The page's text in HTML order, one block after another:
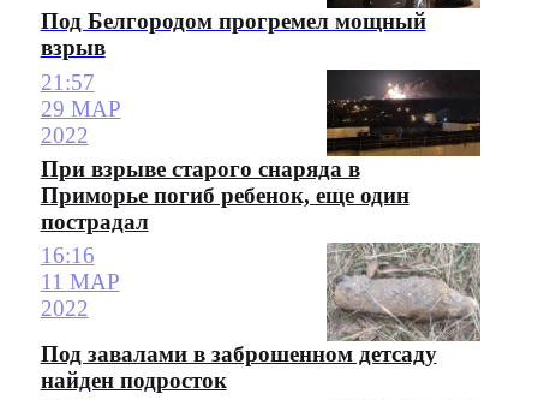
Под Белгородом прогремел мощный
взрыв
21:57
29 МАР
2022
При взрыве старого снаряда в
Приморье погиб ребенок, еще один
пострадал
16:16
11 МАР
2022
Под завалами в заброшенном детсаду
найден подросток